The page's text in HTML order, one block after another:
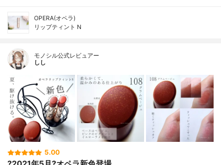
OPERA(オペラ)
リップティント N
モノシル公式レビュアー
しし
5.00